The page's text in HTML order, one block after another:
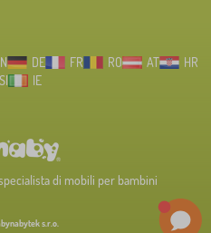
DE FR RO AT
HR
SI
IE
di mobili per bambini
s.r.o.